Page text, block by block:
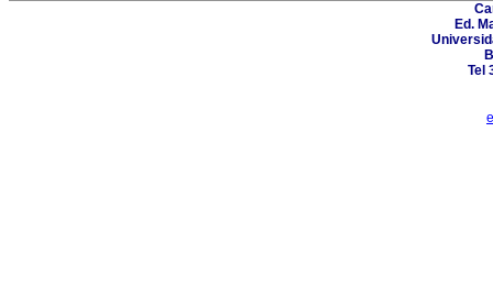
Ed.
Tel